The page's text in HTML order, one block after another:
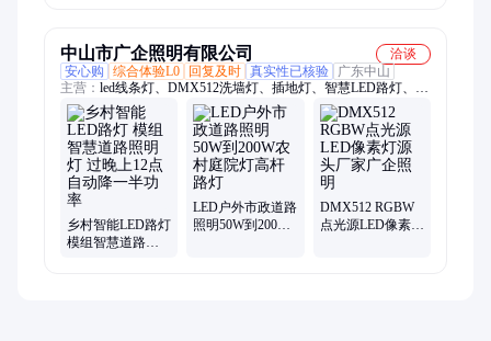
中山市广企照明有限公司
洽谈
安心购
综合体验L0 回复及时 真实性已核验
广东中山
主营： led线条灯、DMX512洗墙灯、插地灯、智慧LED路灯、地
埋灯、DMX512led、投光灯、照树灯、防水led、DMX512 led 导
光板、太阳能路灯、泳池灯、亚克力线条灯、LED像素灯、LED
水下灯、LED射灯、景观灯
乡村智能LED路灯
模组智慧道路照
LED户外市政道路
照明50W到200W
DMX512 RGBW
点光源LED像素灯